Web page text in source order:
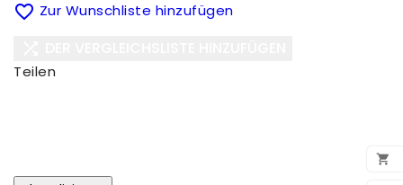

 Zur Wunschliste hinzufügen
Teilen